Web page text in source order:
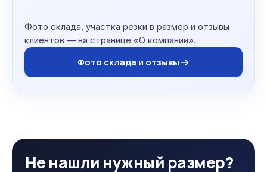
Фото склада, участка резки в размер и отзывы
клиентов — на странице «О компании».
Фото склада и отзывы
Не нашли нужный размер?